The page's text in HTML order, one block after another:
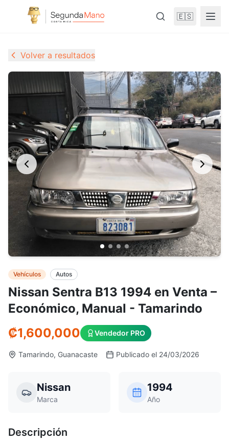
🇪🇸
Volver a resultados
Nissan Sentra B13 1994 en Venta –
Económico, Manual - Tamarindo
Vehículos Autos
₡1,600,000 Vendedor PRO
Tamarindo, Guanacaste Publicado el 24/03/2026
Nissan
Marca
1994
Año
Descripción